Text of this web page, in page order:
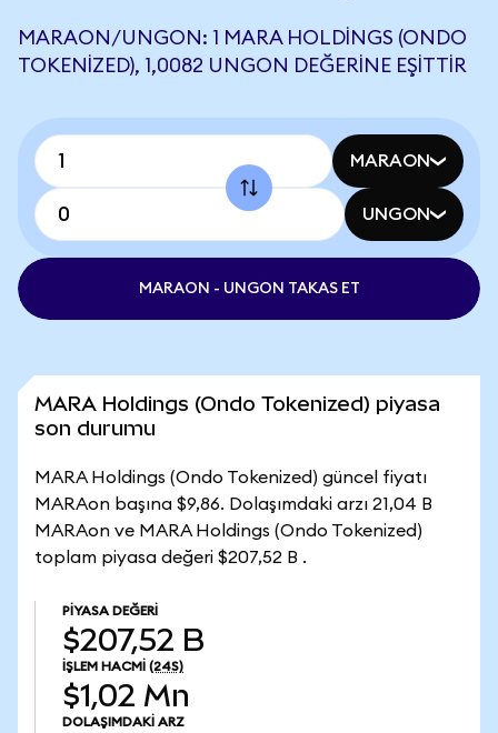
MARAON/UNGON: 1 MARA HOLDINGS (ONDO
TOKENIZED), 1,0082 UNGON DEĞERINE EŞITTIR
MARAON
UNGON
MARAON - UNGON TAKAS ET
MARA Holdings (Ondo Tokenized) piyasa
son durumu
MARA Holdings (Ondo Tokenized) güncel fiyatı
MARAon başına $9,86. Dolaşımdaki arzı 21,04 B
MARAon ve MARA Holdings (Ondo Tokenized)
toplam piyasa değeri $207,52 B .
PIYASA DEĞERI
$207,52 B
İŞLEM HACMI (24S)
$1,02 Mn
DOLAŞIMDAKI ARZ